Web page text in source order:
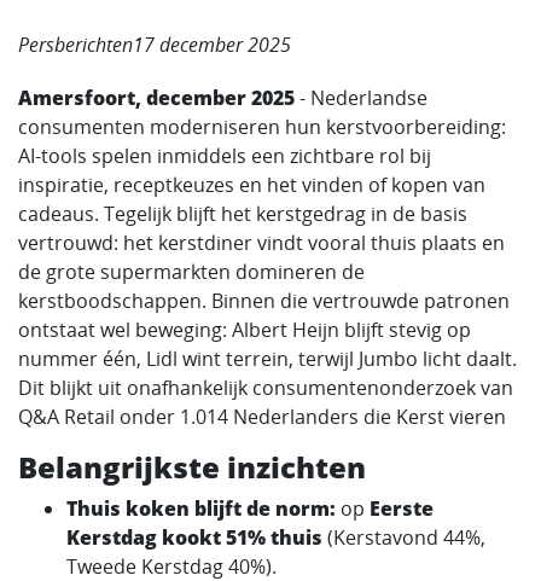
Persberichten17 december 2025
Amersfoort, december 2025- Nederlandse
consumenten moderniseren hun kerstvoorbereiding:
AI-tools spelen inmiddels een zichtbare rol bij
inspiratie, receptkeuzes en het vinden of kopen van
cadeaus. Tegelijk blijft het kerstgedrag in de basis
vertrouwd: het kerstdiner vindt vooral thuis plaats en
de grote supermarkten domineren de
kerstboodschappen. Binnen die vertrouwde patronen
ontstaat wel beweging: Albert Heijn blijft stevig op
nummer één, Lidl wint terrein, terwijl Jumbo licht daalt.
Dit blijkt uit onafhankelijk consumentenonderzoek van
Q&A Retail onder 1.014 Nederlanders die Kerst vieren
Belangrijkste inzichten
Thuis koken blijft de norm: op Eerste
Kerstdag kookt 51% thuis (Kerstavond 44%,
Tweede Kerstdag 40%).